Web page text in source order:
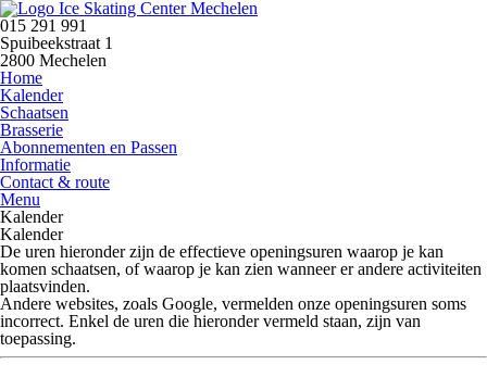
015 291 991
Spuibeekstraat 1
2800 Mechelen
Home
Kalender
Schaatsen
Brasserie
Abonnementen en Passen
Informatie
Contact & route
Menu
Kalender
Kalender
De uren hieronder zijn de effectieve openingsuren waarop je kan
komen schaatsen, of waarop je kan zien wanneer er andere activiteiten
plaatsvinden.
Andere websites, zoals Google, vermelden onze openingsuren soms
incorrect. Enkel de uren die hieronder vermeld staan, zijn van
toepassing.